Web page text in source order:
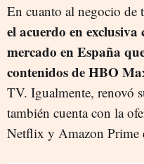
En cuanto al negocio de
el acuerdo en
mercado en España
contenidos de HBO
TV. Igualmente, renovó
también cuenta con la
Netflix y Amazon Prime